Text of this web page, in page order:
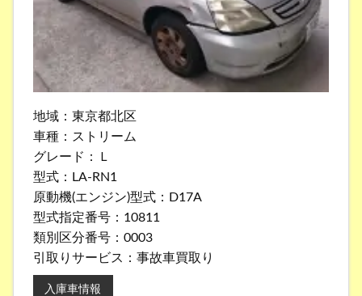
地域：東京都北区
車種：ストリーム
グレード：Ｌ
型式：LA-RN1
原動機(エンジン)型式：D17A
型式指定番号：10811
類別区分番号：0003
引取りサービス：事故車買取り
入庫車情報